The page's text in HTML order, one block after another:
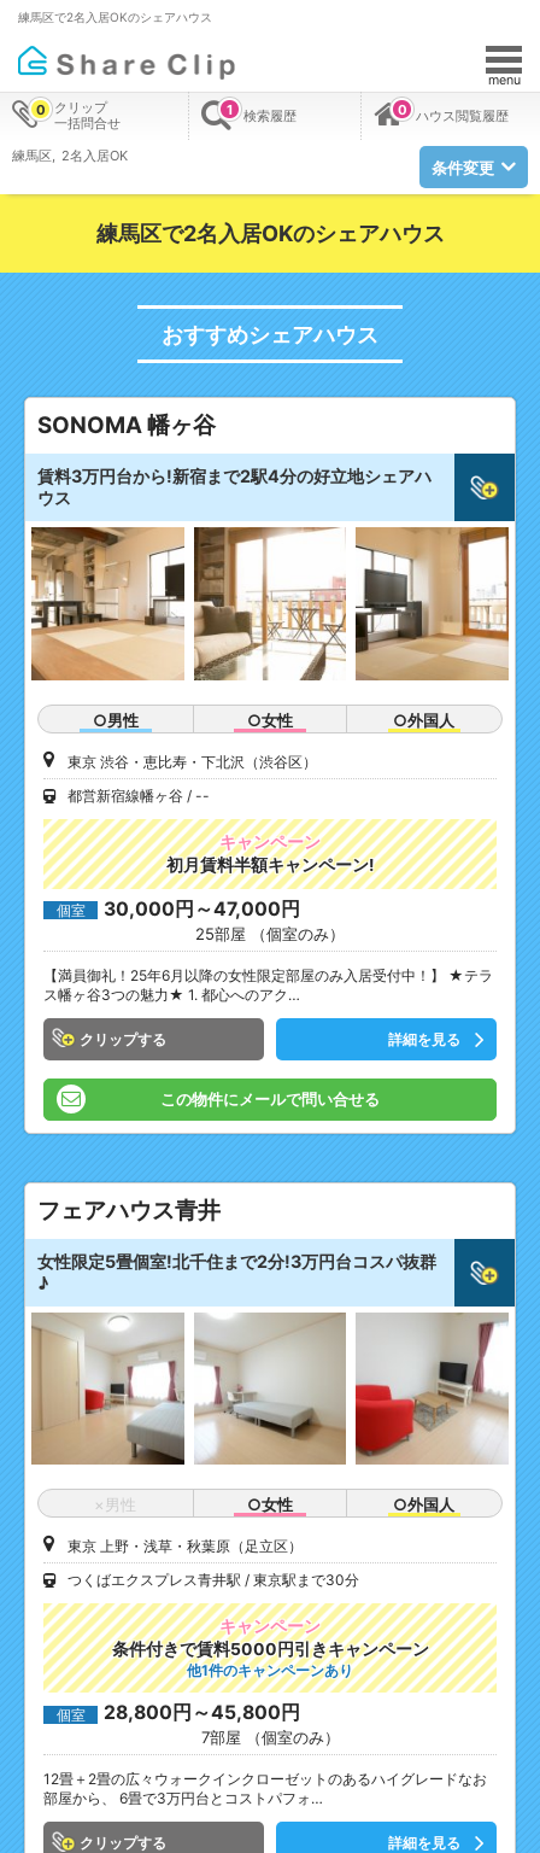
練馬区で2名入居OKのシェアハウス
menu
クリップ
一括問合せ
0 検索履歴
1 ハウス閲覧履歴
0
練馬区 2名入居OK
条件変更
練馬区で2名入居OKのシェアハウス
おすすめシェアハウス
SONOMA 幡ヶ谷
賃料3万円台から!新宿まで2駅4分の好立地シェアハ
ウス
○男性 ○女性 ○外国人
東京 渋谷・恵比寿・下北沢（渋谷区）
都営新宿線幡ヶ谷
--
キャンペーン
初月賃料半額キャンペーン!
個室 30,000円～47,000円
25部屋 （個室のみ）
【満員御礼！25年6月以降の女性限定部屋のみ入居受付中！】 ★テラ
ス幡ヶ谷3つの魅力★ 1. 都心へのアク…
クリップ 詳細を見る
この物件にメールで問い合せる
フェアハウス青井
女性限定5畳個室!北千住まで2分!3万円台コスパ抜群
♪
×男性 ○女性 ○外国人
東京 上野・浅草・秋葉原（足立区）
つくばエクスプレス青井駅
東京駅まで30分
キャンペーン
条件付きで賃料5000円引きキャンペーン
他1件のキャンペーンあり
個室 28,800円～45,800円
7部屋 （個室のみ）
12畳＋2畳の広々ウォークインクローゼットのあるハイグレードなお
部屋から、 6畳で3万円台とコストパフォ…
クリップ 詳細を見る